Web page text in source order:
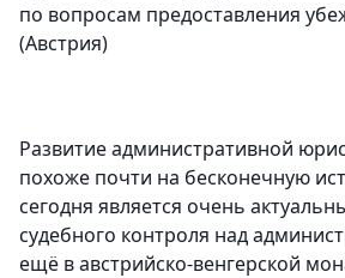
по вопросам предоставления
(Австрия)
Развитие административной
похоже почти на бесконечную
сегодня является очень
судебного контроля над
ещё в австрийско-венгерской